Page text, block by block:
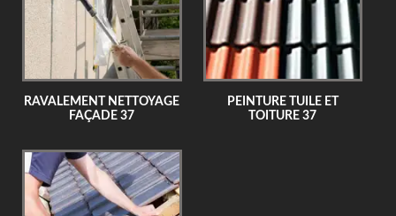
RAVALEMENT NETTOYAGE
FAÇADE 37
PEINTURE TUILE ET
TOITURE 37